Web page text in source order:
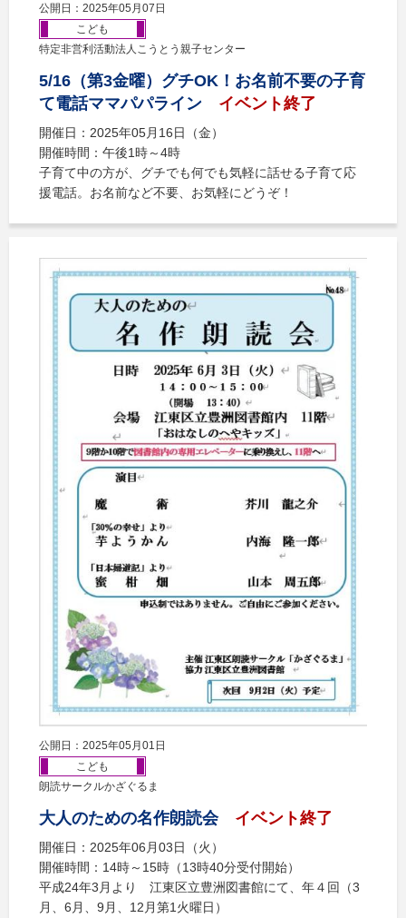
公開日：2025年05月07日
こども
特定非営利活動法人こうとう親子センター
5/16（第3金曜）グチOK！お名前不要の子育
て電話ママパパライン
イベント終了
開催日：2025年05月16日（金）
開催時間：午後1時～4時
子育て中の方が、グチでも何でも気軽に話せる子育て応
援電話。お名前など不要、お気軽にどうぞ！
公開日：2025年05月01日
こども
朗読サークルかざぐるま
大人のための名作朗読会 イベント終了
開催日：2025年06月03日（火）
開催時間：14時～15時（13時40分受付開始）
平成24年3月より 江東区立豊洲図書館にて、年４回（3
月、6月、9月、12月第1火曜日）